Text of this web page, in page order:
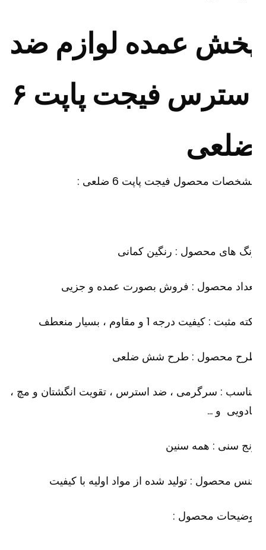
عمده لوازم ضد
استرس فیجت پاپت ۶
محصول فیجت پاپت 6 ضلعی :
های محصول : رنگین کمانی
محصول : فروش بصورت عمده و جزیی
مثبت : کیفیت درجه 1 و مقاوم ، بسیار منعطف
محصول : طرح شش ضلعی
: سرگرمی ، ضد استرس ، تقویت انگشتان و مچ ،
و …
سنی : همه سنین
محصول : تولید شده از مواد اولیه با کیفیت
محصول :